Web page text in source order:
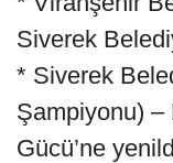
Siverek
* Siverek
Şampiyonu) –
Gücü’ne